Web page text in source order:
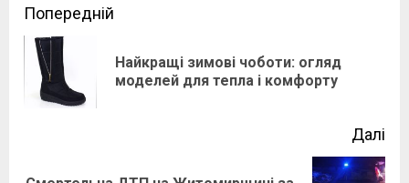
Post
navigation
Попередній
Найкращі зимові чоботи: огляд
моделей для тепла і комфорту
Далі